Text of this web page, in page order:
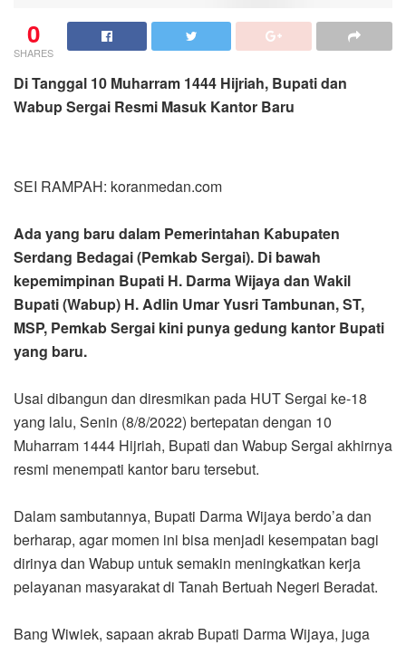
0
SHARES
Di Tanggal 10 Muharram 1444 Hijriah, Bupati dan
Wabup Sergai Resmi Masuk Kantor Baru
SEI RAMPAH: koranmedan.com
Ada yang baru dalam Pemerintahan Kabupaten
Serdang Bedagai (Pemkab Sergai). Di bawah
kepemimpinan Bupati H. Darma Wijaya dan Wakil
Bupati (Wabup) H. Adlin Umar Yusri Tambunan, ST,
MSP, Pemkab Sergai kini punya gedung kantor Bupati
yang baru.
Usai dibangun dan diresmikan pada HUT Sergai ke-18
yang lalu, Senin (8/8/2022) bertepatan dengan 10
Muharram 1444 Hijriah, Bupati dan Wabup Sergai akhirnya
resmi menempati kantor baru tersebut.
Dalam sambutannya, Bupati Darma Wijaya berdo’a dan
berharap, agar momen ini bisa menjadi kesempatan bagi
dirinya dan Wabup untuk semakin meningkatkan kerja
pelayanan masyarakat di Tanah Bertuah Negeri Beradat.
Bang Wiwiek, sapaan akrab Bupati Darma Wijaya, juga